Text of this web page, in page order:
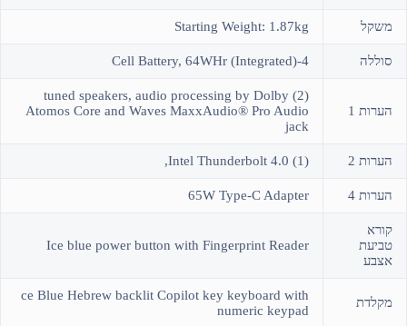
משקל Starting Weight: 1.87kg
סוללה 4-Cell Battery, 64WHr (Integrated)
הערות 1
(2) tuned speakers, audio processing by Dolby
Atomos Core and Waves MaxxAudio® Pro Audio
jack
הערות 2 (1) Intel Thunderbolt 4.0,
הערות 4 65W Type-C Adapter
קורא
טביעת
אצבע
Ice blue power button with Fingerprint Reader
מקלדת
ce Blue Hebrew backlit Copilot key keyboard with
numeric keypad